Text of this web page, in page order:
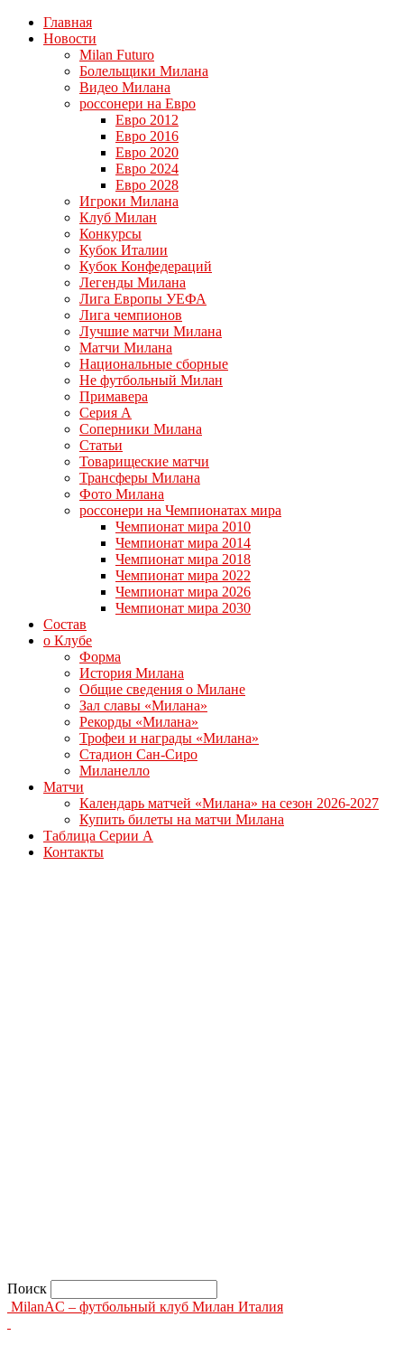
Главная
Новости
Milan Futuro
Болельщики Милана
Видео Милана
россонери на Евро
Евро 2012
Евро 2016
Евро 2020
Евро 2024
Евро 2028
Игроки Милана
Клуб Милан
Конкурсы
Кубок Италии
Кубок Конфедераций
Легенды Милана
Лига Европы УЕФА
Лига чемпионов
Лучшие матчи Милана
Матчи Милана
Национальные сборные
Не футбольный Милан
Примавера
Серия А
Соперники Милана
Статьи
Товарищеские матчи
Трансферы Милана
Фото Милана
россонери на Чемпионатах мира
Чемпионат мира 2010
Чемпионат мира 2014
Чемпионат мира 2018
Чемпионат мира 2022
Чемпионат мира 2026
Чемпионат мира 2030
Состав
о Клубе
Форма
История Милана
Общие сведения о Милане
Зал славы «Милана»
Рекорды «Милана»
Трофеи и награды «Милана»
Стадион Сан-Сиро
Миланелло
Матчи
Календарь матчей «Милана» на сезон 2026-2027
Купить билеты на матчи Милана
Таблица Серии А
Контакты
Поиск
MilanAC – футбольный клуб Милан Италия